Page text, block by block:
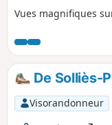
Vues magnifiques
De Solliès-
Visorandonneur